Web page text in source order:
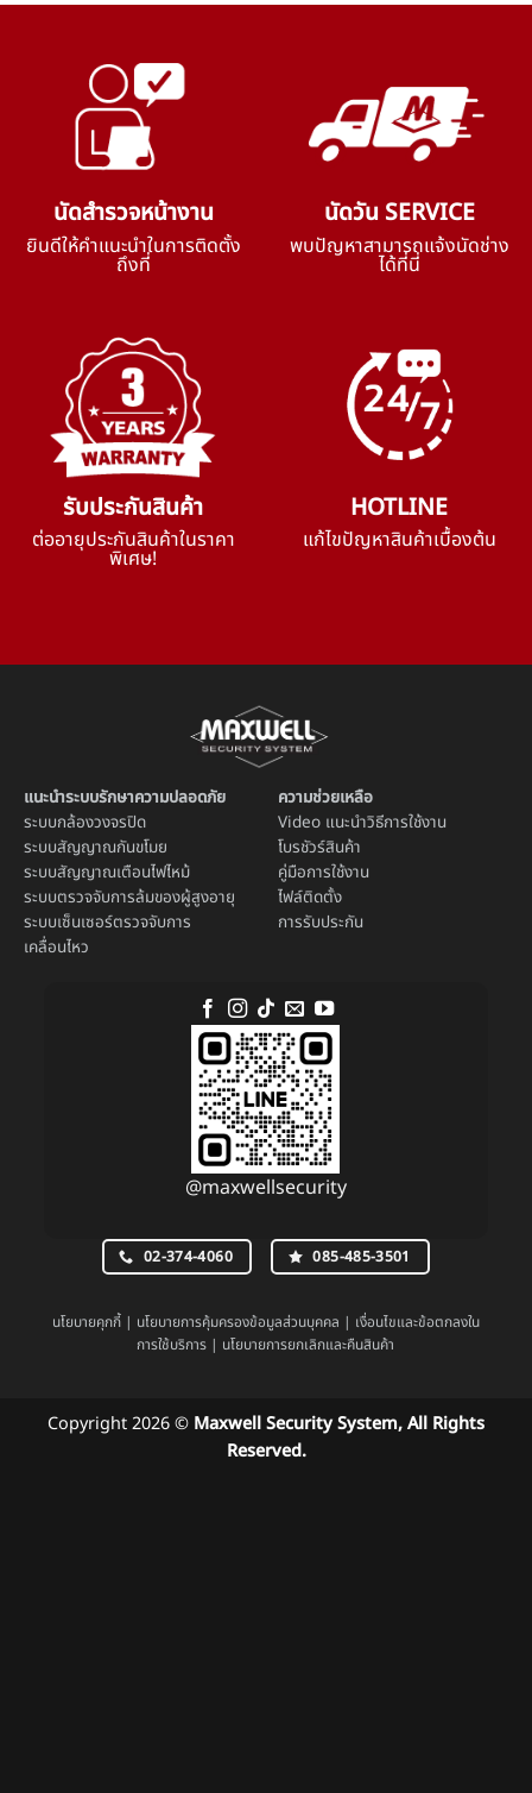
นัดสำรวจหน้างาน
ยินดีให้คำแนะนำในการติดตั้ง
ถึงที่
นัดวัน SERVICE
พบปัญหาสามารถแจ้งนัดช่าง
ได้ที่นี่
รับประกันสินค้า
ต่ออายุประกันสินค้าในราคา
พิเศษ!
HOTLINE
แก้ไขปัญหาสินค้าเบื้องต้น
แนะนำระบบรักษาความปลอดภัย
ระบบกล้องวงจรปิด
ระบบสัญญาณกันขโมย
ระบบสัญญาณเตือนไฟไหม้
ระบบตรวจจับการล้มของผู้สูงอายุ
ระบบเซ็นเซอร์ตรวจจับการ
เคลื่อนไหว
ความช่วยเหลือ
Video แนะนำวิธีการใช้งาน
โบรชัวร์สินค้า
คู่มือการใช้งาน
ไฟล์ติดตั้ง
การรับประกัน
@maxwellsecurity
02-374-4060 085-485-3501
นโยบายคุกกี้| นโยบายการคุ้มครองข้อมูลส่วนบุคคล | เงื่อนไขและข้อตกลงใน
การใช้บริการ | นโยบายการยกเลิกและคืนสินค้า
Copyright 2026 © Maxwell Security System, All Rights
Reserved.